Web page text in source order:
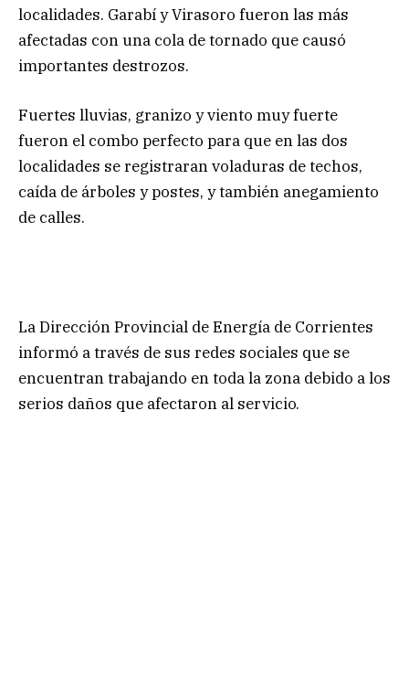
localidades. Garabí y Virasoro fueron las más
afectadas con una cola de tornado que causó
importantes destrozos.
Fuertes lluvias, granizo y viento muy fuerte
fueron el combo perfecto para que en las dos
localidades se registraran voladuras de techos,
caída de árboles y postes, y también anegamiento
de calles.
La Dirección Provincial de Energía de Corrientes
informó a través de sus redes sociales que se
encuentran trabajando en toda la zona debido a los
serios daños que afectaron al servicio.